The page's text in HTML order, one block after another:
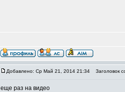
Добавлено: Ср Май 21, 2014 21:34 Заголовок
еще раз на видео